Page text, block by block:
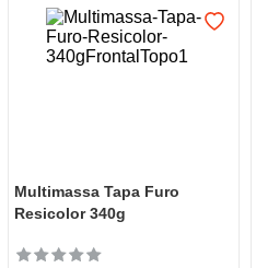
Multimassa Tapa Furo
Resicolor 340g